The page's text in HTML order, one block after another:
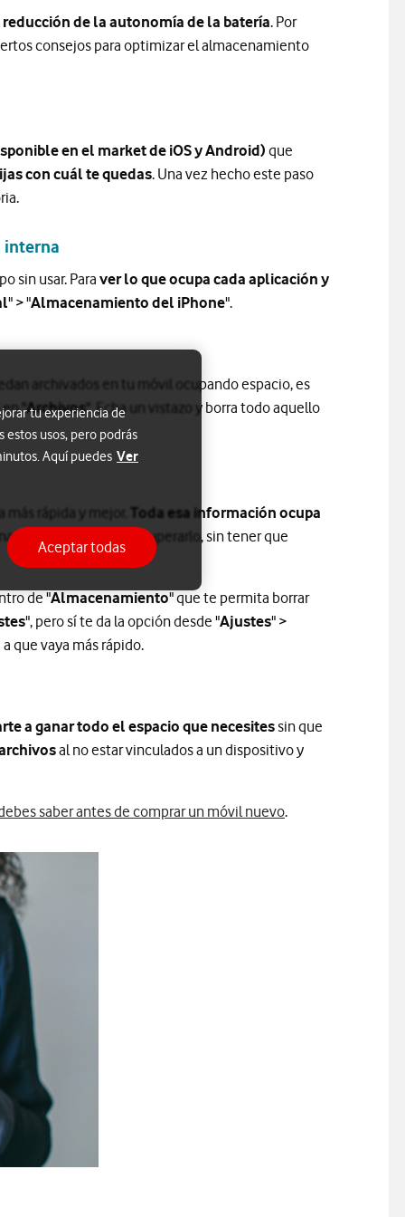
de la autonomía de la batería. Por
consejos para optimizar el almacenamiento
en el market de iOS y Android)que
con cuál te quedas. Una vez hecho este paso
interna
sin usar. Para ver lo que ocupa cada aplicación y
" > "Almacenamiento del iPhone".
archivados en tu móvil ocupando espacio, es
en "Archivos". Echa un vistazo y borra todo aquello
rápida y mejor. Toda esa información ocupa
buena manera de recuperarlo, sin tener que
de "Almacenamiento" que te permita borrar
", pero sí te da la opción desde "Ajustes" >
que vaya más rápido.
a ganar todo el espacio que necesites sin que
al no estar vinculados a un dispositivo y
saber antes de comprar un móvil nuevo.
tu experiencia de
estos usos, pero podrás
Aquí puedes Ver
Aceptar todas